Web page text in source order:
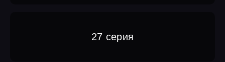
27 серия